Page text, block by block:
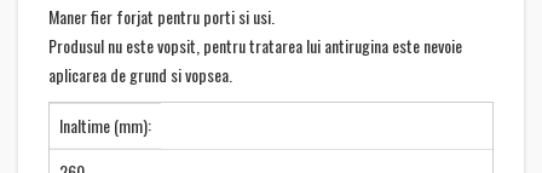
Maner fier forjat pentru porti si usi.
Produsul nu este vopsit, pentru tratarea lui antirugina este nevoie
aplicarea de grund si vopsea.
Inaltime (mm):